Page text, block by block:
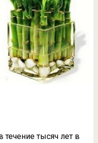
течение тысяч лет в